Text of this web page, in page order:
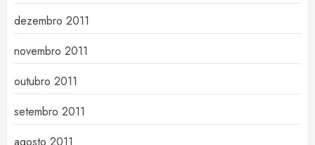
dezembro 2011
novembro 2011
outubro 2011
setembro 2011